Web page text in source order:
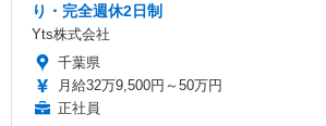
り・完全週休2日制
Yts株式会社
千葉県
月給32万9,500円～50万円
正社員